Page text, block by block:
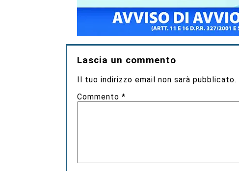
Lascia un commento
Il tuo indirizzo email non sarà pubblicato.
Commento*